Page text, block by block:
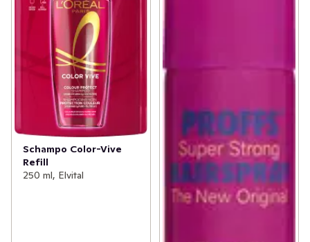
Schampo Color-Vive
Refill
250 ml, Elvital